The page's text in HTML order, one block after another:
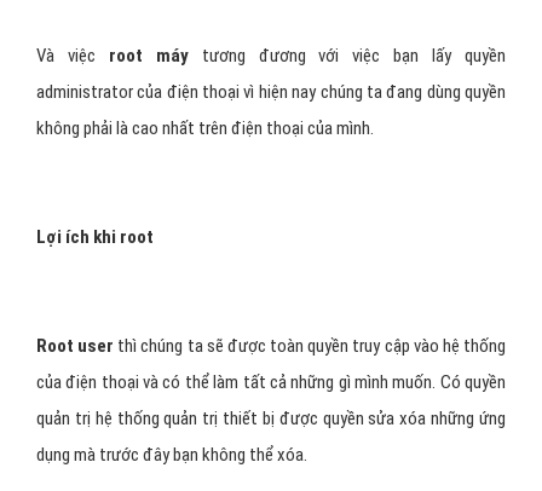
Và việc root máy tương đương với việc bạn lấy quyền
administrator của điện thoại vì hiện nay chúng ta đang dùng quyền
không phải là cao nhất trên điện thoại của mình.
Lợi ích khi root
Root user thì chúng ta sẽ được toàn quyền truy cập vào hệ thống
của điện thoại và có thể làm tất cả những gì mình muốn. Có quyền
quản trị hệ thống quản trị thiết bị được quyền sửa xóa những ứng
dụng mà trước đây bạn không thể xóa.